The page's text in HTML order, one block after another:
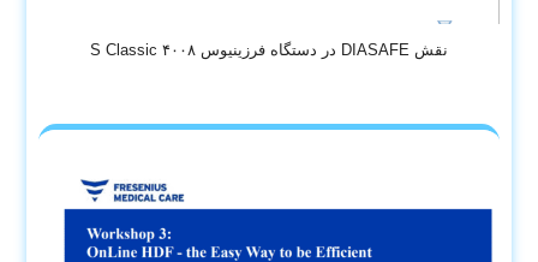
نقش DIASAFE در دستگاه فرزینیوس ۴۰۰۸ S Classic